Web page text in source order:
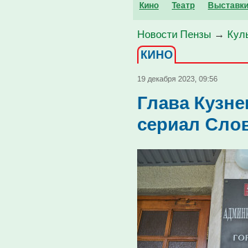
Кино Театр Выставки
Новости Пензы →
КИНО
19 декабря 2023, 09:56
Глава
сериал